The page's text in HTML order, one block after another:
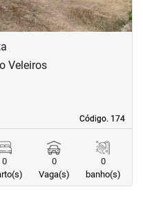
Código. 174
Código. 174
Veleiros
0
0
Vaga(s)
0
banho(s)